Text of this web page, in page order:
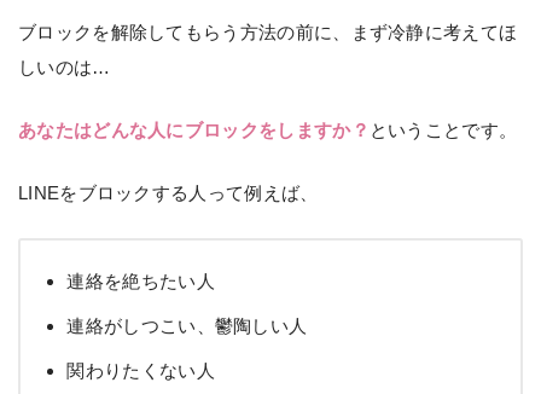
ブロックを解除してもらう方法の前に、まず冷静に考えてほ
しいのは…
あなたはどんな人にブロックをしますか？ ということです。
LINEをブロックする人って例えば、
連絡を絶ちたい人
連絡がしつこい、鬱陶しい人
関わりたくない人